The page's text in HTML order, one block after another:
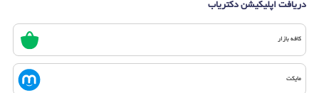
دریافت اپلیکیشن دکتریاب
کافه بازار
مایکت